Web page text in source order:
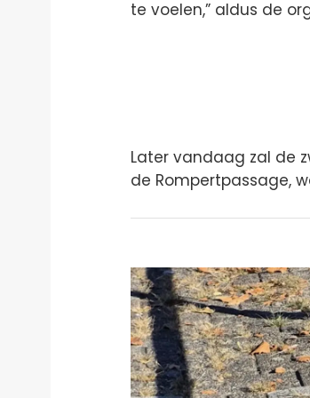
te voelen,” aldus de
Later vandaag zal de
de Rompertpassage,